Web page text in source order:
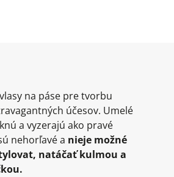
na páse pre tvorbu
účesov. Umelé
a vyzerajú ako pravé
nehorľavé a nieje možné
natáčať kulmou a